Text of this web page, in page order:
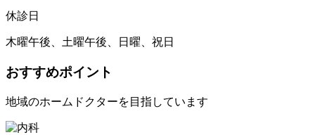
休診日
木曜午後、土曜午後、日曜、祝日
おすすめポイント
地域のホームドクターを目指しています